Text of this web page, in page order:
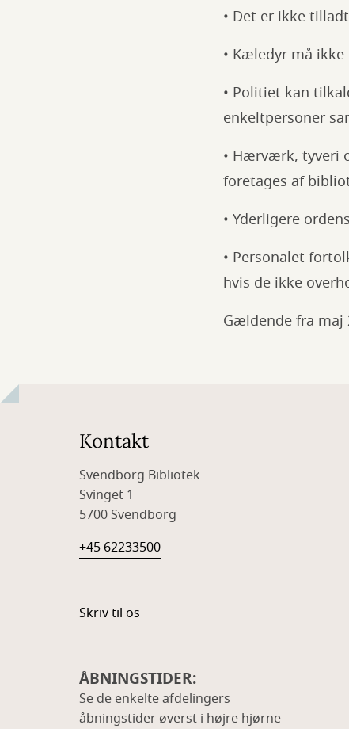
• Det er ikke
• Kæledyr må
• Politiet kan
enkeltpersoner
• Hærværk, tyveri
foretages af
• Yderligere
• Personalet
hvis de ikke
Gældende fra maj
Kontakt
Svendborg Bibliotek
Svinget 1
5700 Svendborg
+45 62233500
Skriv til os
ÅBNINGSTIDER:
Se de enkelte afdelingers
åbningstider øverst i højre hjørne